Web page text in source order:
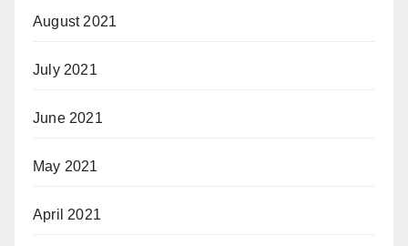
August 2021
July 2021
June 2021
May 2021
April 2021